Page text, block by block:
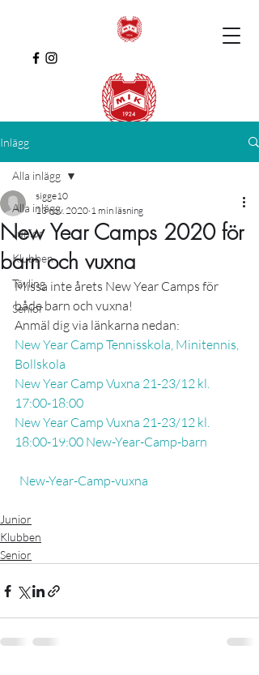
Inlägg
Alla inlägg
Junior
Klubben
Tävling
Senior
Alla inlägg
New Year Camps 2020 för
barn och vuxna
sigge10
13 nov. 2020 1 min läsning
Missa inte årets New Year Camps för
både barn och vuxna!
Anmäl dig via länkarna nedan:
New Year Camp Tennisskola, Minitennis,
Bollskola
New Year Camp Vuxna 21-23/12 kl.
17:00-18:00
New Year Camp Vuxna 21-23/12 kl.
18:00-19:00 New-Year-Camp-barn
New-Year-Camp-vuxna
Junior
Klubben
Senior